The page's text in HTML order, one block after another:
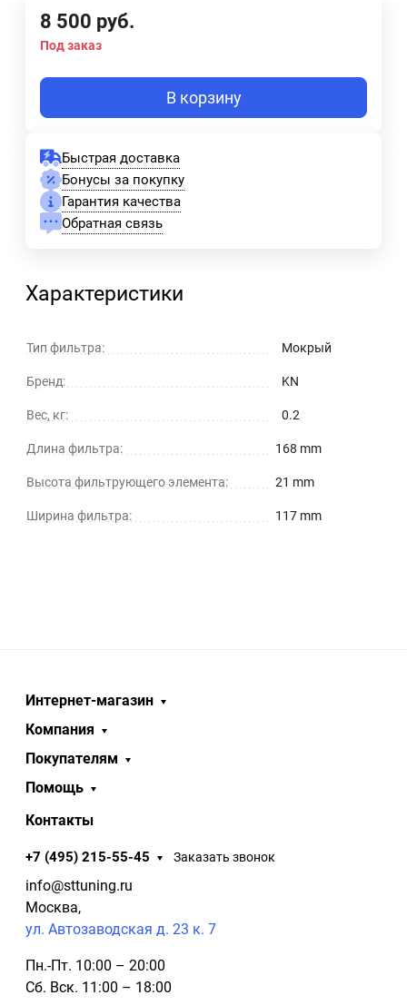
8 500 руб.
Под заказ
В корзину
Быстрая доставка
Бонусы за покупку
Гарантия качества
Обратная связь
Характеристики
Тип фильтра: Мокрый
Бренд: KN
Вес, кг: 0.2
Длина фильтра: 168 mm
Высота фильтрующего элемента: 21 mm
Ширина фильтра: 117 mm
Интернет-магазин
Компания
Покупателям
Помощь
Контакты
+7 (495) 215-55-45 Заказать звонок
info@sttuning.ru
Москва,
ул. Автозаводская д. 23 к. 7
Пн.-Пт. 10:00 – 20:00
Сб. Вск. 11:00 – 18:00